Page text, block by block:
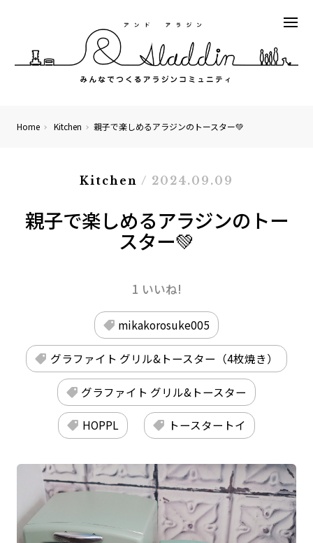
Home Kitchen 親子で楽しめるアラジンのトースター💚
Kitchen / 2024.09.09
親子で楽しめるアラジンのトー
スター💚
1 いいね!
mikakorosuke005
グラファイト グリル&トースター（4枚焼き）
グラファイト グリル&トースター
HOPPL トースタートイ